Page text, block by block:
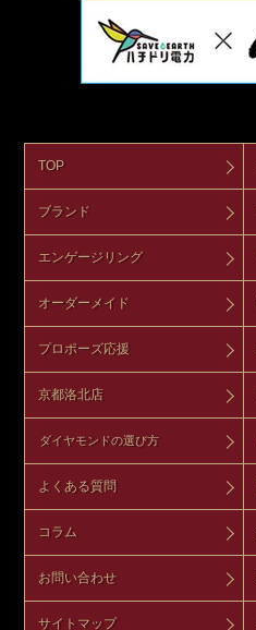
TOP
ブランド
エンゲージリング
オーダーメイド
プロポーズ応援
京都洛北店
ダイヤモンドの選び方
よくある質問
コラム
お問い合わせ
サイトマップ